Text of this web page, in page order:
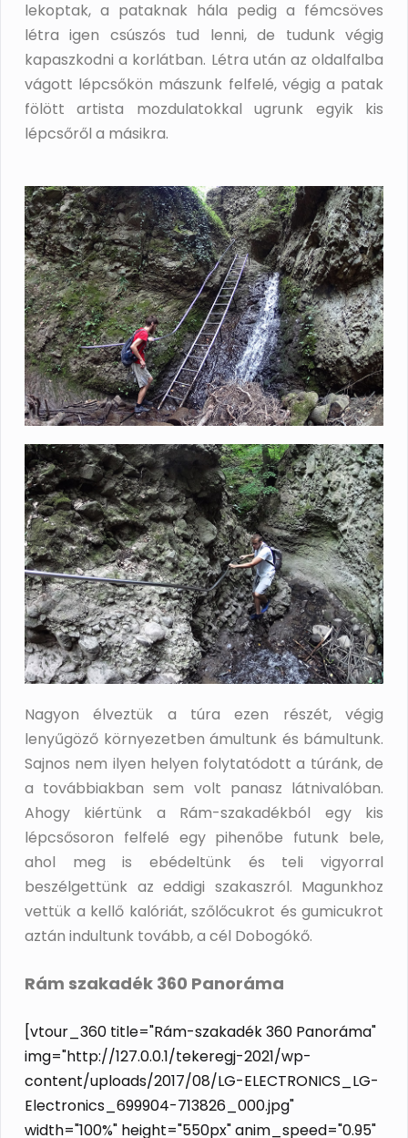
lekoptak, a pataknak hála pedig a fémcsöves
létra igen csúszós tud lenni, de tudunk végig
kapaszkodni a korlátban. Létra után az oldalfalba
vágott lépcsőkön mászunk felfelé, végig a patak
fölött artista mozdulatokkal ugrunk egyik kis
lépcsőről a másikra.
Nagyon élveztük a túra ezen részét, végig
lenyűgöző környezetben ámultunk és bámultunk.
Sajnos nem ilyen helyen folytatódott a túránk, de
a továbbiakban sem volt panasz látnivalóban.
Ahogy kiértünk a Rám-szakadékból egy kis
lépcsősoron felfelé egy pihenőbe futunk bele,
ahol meg is ebédeltünk és teli vigyorral
beszélgettünk az eddigi szakaszról. Magunkhoz
vettük a kellő kalóriát, szőlőcukrot és gumicukrot
aztán indultunk tovább, a cél Dobogókő.
Rám szakadék 360 Panoráma
[vtour_360 title="Rám-szakadék 360 Panoráma"
img="http://127.0.0.1/tekeregj-2021/wp-
content/uploads/2017/08/LG-ELECTRONICS_LG-
Electronics_699904-713826_000.jpg"
width="100%" height="550px" anim_speed="0.95"